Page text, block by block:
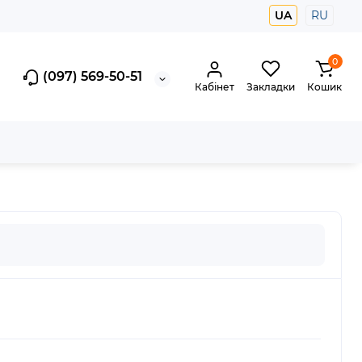
UA RU
(097) 569-50-51
Кабінет Закладки
0
Кошик